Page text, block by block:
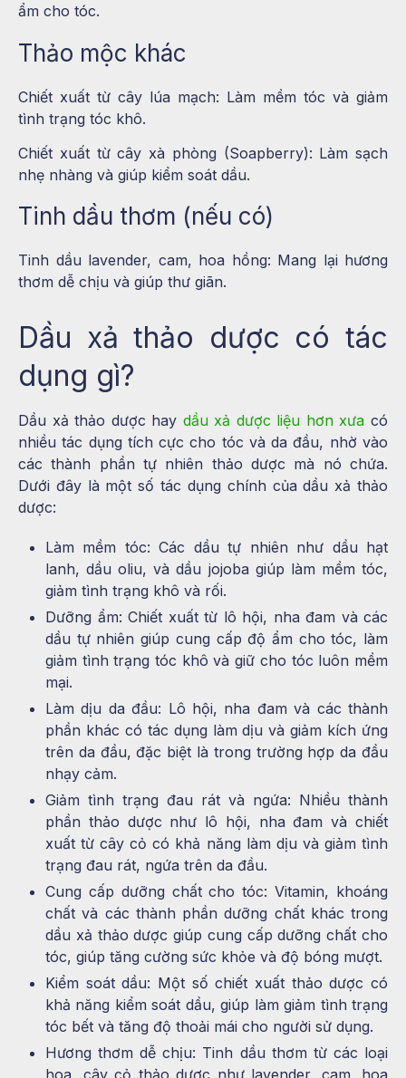
ẩm cho tóc.
Thảo mộc khác
Chiết xuất từ cây lúa mạch: Làm mềm tóc và giảm
tình trạng tóc khô.
Chiết xuất từ cây xà phòng (Soapberry): Làm sạch
nhẹ nhàng và giúp kiểm soát dầu.
Tinh dầu thơm (nếu có)
Tinh dầu lavender, cam, hoa hồng: Mang lại hương
thơm dễ chịu và giúp thư giãn.
Dầu xả thảo dược có tác
dụng gì?
Dầu xả thảo dược hay dầu xả dược liệu hơn xưa có
nhiều tác dụng tích cực cho tóc và da đầu, nhờ vào
các thành phần tự nhiên thảo dược mà nó chứa.
Dưới đây là một số tác dụng chính của dầu xả thảo
dược:
Làm mềm tóc: Các dầu tự nhiên như dầu hạt
lanh, dầu oliu, và dầu jojoba giúp làm mềm tóc,
giảm tình trạng khô và rối.
Dưỡng ẩm: Chiết xuất từ lô hội, nha đam và các
dầu tự nhiên giúp cung cấp độ ẩm cho tóc, làm
giảm tình trạng tóc khô và giữ cho tóc luôn mềm
mại.
Làm dịu da đầu: Lô hội, nha đam và các thành
phần khác có tác dụng làm dịu và giảm kích ứng
trên da đầu, đặc biệt là trong trường hợp da đầu
nhạy cảm.
Giảm tình trạng đau rát và ngứa: Nhiều thành
phần thảo dược như lô hội, nha đam và chiết
xuất từ cây cỏ có khả năng làm dịu và giảm tình
trạng đau rát, ngứa trên da đầu.
Cung cấp dưỡng chất cho tóc: Vitamin, khoáng
chất và các thành phần dưỡng chất khác trong
dầu xả thảo dược giúp cung cấp dưỡng chất cho
tóc, giúp tăng cường sức khỏe và độ bóng mượt.
Kiểm soát dầu: Một số chiết xuất thảo dược có
khả năng kiểm soát dầu, giúp làm giảm tình trạng
tóc bết và tăng độ thoải mái cho người sử dụng.
Hương thơm dễ chịu: Tinh dầu thơm từ các loại
hoa, cây cỏ thảo dược như lavender, cam, hoa